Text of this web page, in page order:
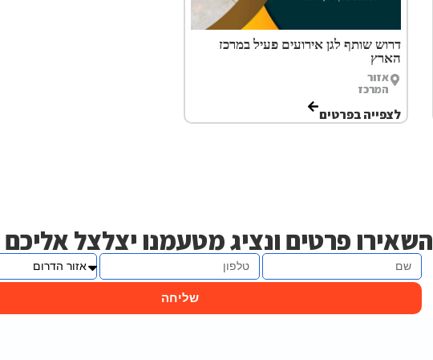
דרוש שותף לגן אירועים פעיל במרכז
הארץ
אזור
המרכז
לצפייה בפרטים
השאירו פרטים ונציג מטעמנו יצלצל
שליחה